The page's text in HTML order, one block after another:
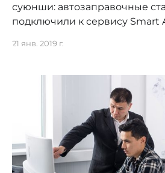
суюнши: автозаправочные
подключили к сервису Smart
позволяет владельцам авто
отсканировать QR-код и
сумму на указанный счет. Приложение может
стать альтернативой
21 янв. 2019 г.